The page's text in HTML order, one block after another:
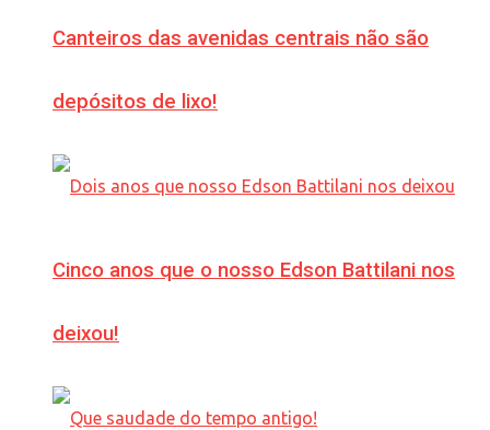
Canteiros das avenidas centrais não são
depósitos de lixo!
Cinco anos que o nosso Edson Battilani nos
deixou!